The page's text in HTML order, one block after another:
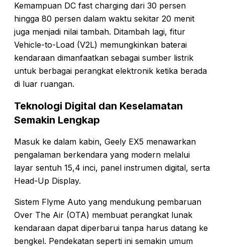
Kemampuan DC fast charging dari 30 persen
hingga 80 persen dalam waktu sekitar 20 menit
juga menjadi nilai tambah. Ditambah lagi, fitur
Vehicle-to-Load (V2L) memungkinkan baterai
kendaraan dimanfaatkan sebagai sumber listrik
untuk berbagai perangkat elektronik ketika berada
di luar ruangan.
Teknologi Digital dan Keselamatan
Semakin Lengkap
Masuk ke dalam kabin, Geely EX5 menawarkan
pengalaman berkendara yang modern melalui
layar sentuh 15,4 inci, panel instrumen digital, serta
Head-Up Display.
Sistem Flyme Auto yang mendukung pembaruan
Over The Air (OTA) membuat perangkat lunak
kendaraan dapat diperbarui tanpa harus datang ke
bengkel. Pendekatan seperti ini semakin umum